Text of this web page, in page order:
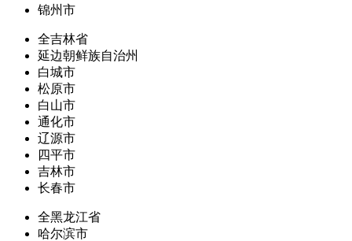
锦州市
全吉林省
延边朝鲜族自治州
白城市
松原市
白山市
通化市
辽源市
四平市
吉林市
长春市
全黑龙江省
哈尔滨市